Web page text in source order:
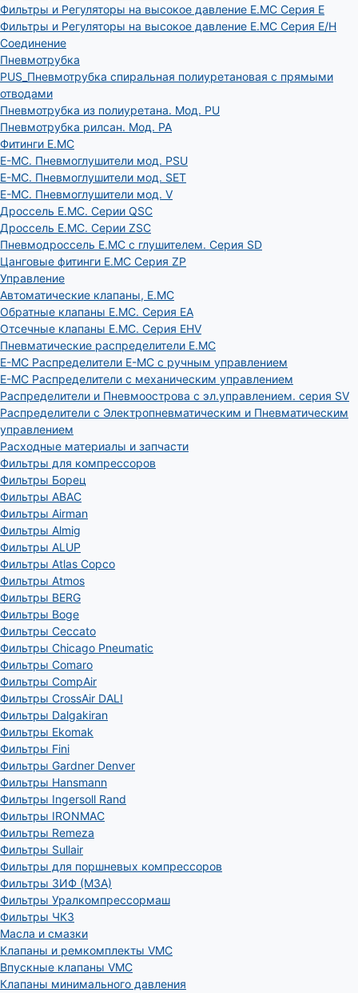
Фильтры и Регуляторы на высокое давление E.MC Серия E
Фильтры и Регуляторы на высокое давление E.MC Серия E/H
Соединение
Пневмотрубка
PUS_Пневмотрубка спиральная полиуретановая с прямыми
отводами
Пневмотрубка из полиуретана. Мод. РU
Пневмотрубка рилсан. Мод. PA
Фитинги E.MC
E-MC. Пневмоглушители мод. PSU
E-MC. Пневмоглушители мод. SET
E-MC. Пневмоглушители мод. V
Дроссель E.MC. Серии QSC
Дроссель E.MC. Серии ZSC
Пневмодроссель E.MC с глушителем. Серия SD
Цанговые фитинги E.MC Серия ZP
Управление
Автоматические клапаны, Е.МС
Обратные клапаны E.MC. Серия EA
Отсечные клапаны E.MC. Серия EHV
Пневматические распределители E.MC
E-MC Распределители E-MC с ручным управлением
E-MC Распределители с механическим управлением
Распределители и Пневмоострова с эл.управлением. серия SV
Распределители с Электропневматическим и Пневматическим
управлением
Расходные материалы и запчасти
Фильтры для компрессоров
Фильтры Борец
Фильтры ABAC
Фильтры Airman
Фильтры Almig
Фильтры ALUP
Фильтры Atlas Copco
Фильтры Atmos
Фильтры BERG
Фильтры Boge
Фильтры Ceccato
Фильтры Chicago Pneumatic
Фильтры Comaro
Фильтры CompAir
Фильтры CrossAir DALI
Фильтры Dalgakiran
Фильтры Ekomak
Фильтры Fini
Фильтры Gardner Denver
Фильтры Hansmann
Фильтры Ingersoll Rand
Фильтры IRONMAC
Фильтры Remeza
Фильтры Sullair
Фильтры для поршневых компрессоров
Фильтры ЗИФ (МЗА)
Фильтры Уралкомпрессормаш
Фильтры ЧКЗ
Масла и смазки
Клапаны и ремкомплекты VMC
Впускные клапаны VMC
Клапаны минимального давления